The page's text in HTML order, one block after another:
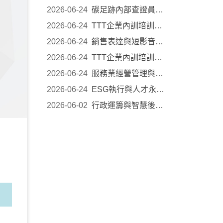
2026-06-24 碳足跡內部查證員培訓｜2026 企業人才培訓公開班
2026-06-24 TTT企業內訓培訓數位班｜2026 企業人才培訓公開班
2026-06-24 銷售表達與短影音行銷應用實戰｜2026 企業人才培...
2026-06-24 TTT企業內訓培訓基礎班｜2026 企業人才培訓公開班
2026-06-24 服務業經營管理與AI賦能｜2026 企業人才培訓公開...
2026-06-24
ESG執行與人才永續發展｜2026 企業人才培訓公開班
2026-06-02 行政運籌與智慧後勤：把時間還給真正需要人的工...